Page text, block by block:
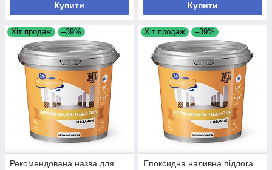
Купити Купити
Хіт продаж –39%
Рекомендована назва для
Хіт продаж –39%
Епоксидна наливна підлога